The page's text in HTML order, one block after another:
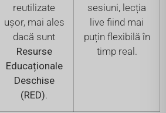
reutilizate
ușor, mai ales
dacă sunt
Resurse
Educaționale
Deschise
(RED).
sesiuni, lecția
live fiind mai
puțin flexibilă în
timp real.